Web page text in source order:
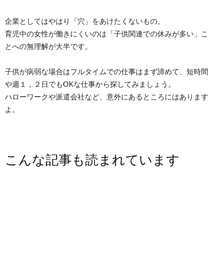
企業としてはやはり「穴」をあけたくないもの。
育児中の女性が働きにくいのは「子供関連での休みが多い」こ
とへの無理解が大半です。
子供が病弱な場合はフルタイムでの仕事はまず諦めて、短時間
や週１，２日でもOKな仕事から探してみましょう。
ハローワークや派遣会社など、意外にあるところにはあります
よ。
こんな記事も読まれています